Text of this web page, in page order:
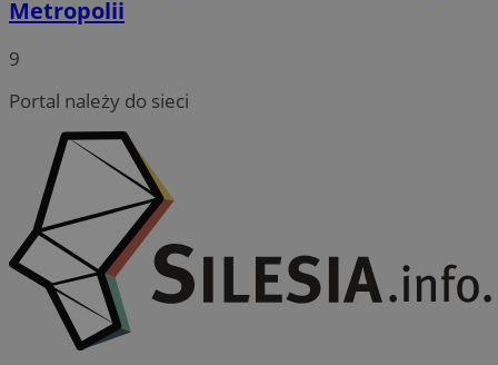
Metropolii
9
Portal należy do sieci